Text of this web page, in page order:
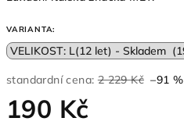
VARIANTA:
standardní cena: 2 229 Kč –91 %
190 Kč